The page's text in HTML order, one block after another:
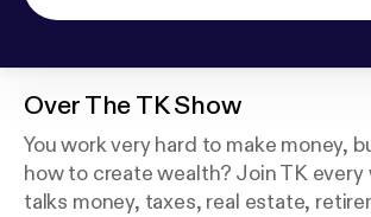
OverThe TK Show
You work very hard to make money,
how to create wealth? Join TK every
talks money, taxes, real estate,